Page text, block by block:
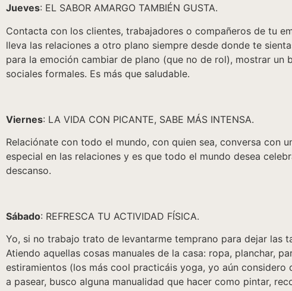
Jueves: EL SABOR AMARGO TAMBIÉN GUSTA.
Contacta con los clientes, trabajadores o compañeros de tu
lleva las relaciones a otro plano siempre desde donde te
para la emoción cambiar de plano (que no de rol), mostrar
sociales formales. Es más que saludable.
Viernes: LA VIDA CON PICANTE, SABE MÁS INTENSA.
Relaciónate con todo el mundo, con quien sea, conversa con
especial en las relaciones y es que todo el mundo desea
descanso.
Sábado: REFRESCA TU ACTIVIDAD FÍSICA.
Yo, si no trabajo trato de levantarme temprano para dejar las
Atiendo aquellas cosas manuales de la casa: ropa, planchar,
estiramientos (los más cool practicáis yoga, yo aún
a pasear, busco alguna manualidad que hacer como pintar,